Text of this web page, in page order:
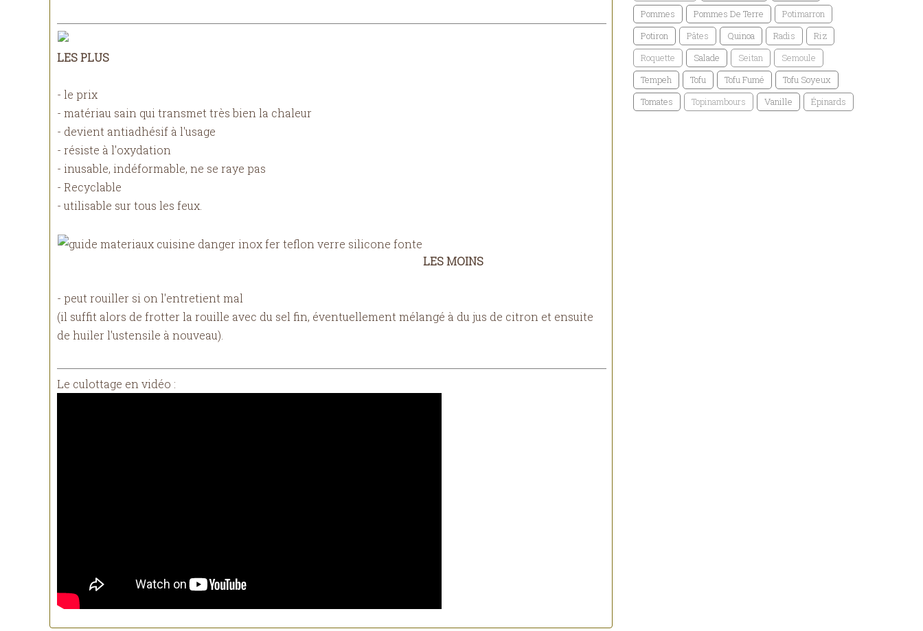
LES PLUS
- le prix
- matériau sain qui transmet très bien la chaleur
- devient antiadhésif à l'usage
- résiste à l'oxydation
- inusable, indéformable, ne se raye pas
- Recyclable
- utilisable sur tous les feux.
LES MOINS
- peut rouiller si on l'entretient mal
(il suffit alors de frotter la rouille avec du sel fin, éventuellement mélangé à du jus de citron et ensuite
de huiler l'ustensile à nouveau).
Le culottage en vidéo :
Pommes
Pommes De Terre
Potimarron
Potiron
Pâtes Quinoa Radis
Riz
Roquette
Salade Seitan
Semoule
Tempeh
Tofu Tofu Fumé
Tofu Soyeux
Tomates
Topinambours Vanille Épinards